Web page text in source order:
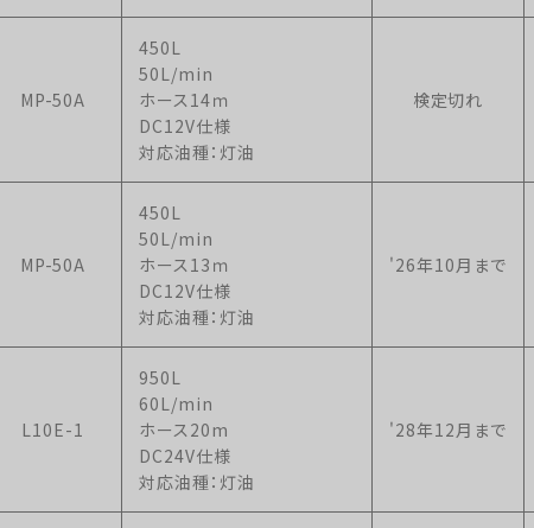
MP-50A
450L
50L/min
ホース14ｍ
DC12V仕様
対応油種：灯油
検定切れ
MP-50A
450L
50L/min
ホース13ｍ
DC12V仕様
対応油種：灯油
'26年10月まで
L10E-1
950L
60L/min
ホース20m
DC24V仕様
対応油種：灯油
'28年12月まで